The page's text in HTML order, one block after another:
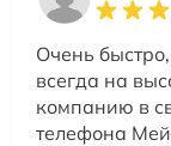
Очень
всегда на
компанию в
телефона